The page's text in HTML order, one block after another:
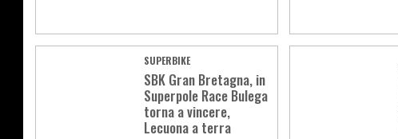
SUPERBIKE
SBK Gran Bretagna, in
Superpole Race Bulega
torna a vincere,
Lecuona a terra